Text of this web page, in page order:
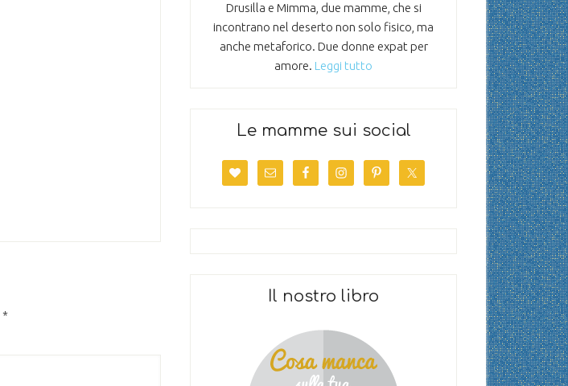
*
Drusilla e Mimma, due mamme, che si
incontrano nel deserto non solo fisico, ma
anche metaforico. Due donne expat per
amore. Leggi tutto
Le mamme sui social
Il nostro libro